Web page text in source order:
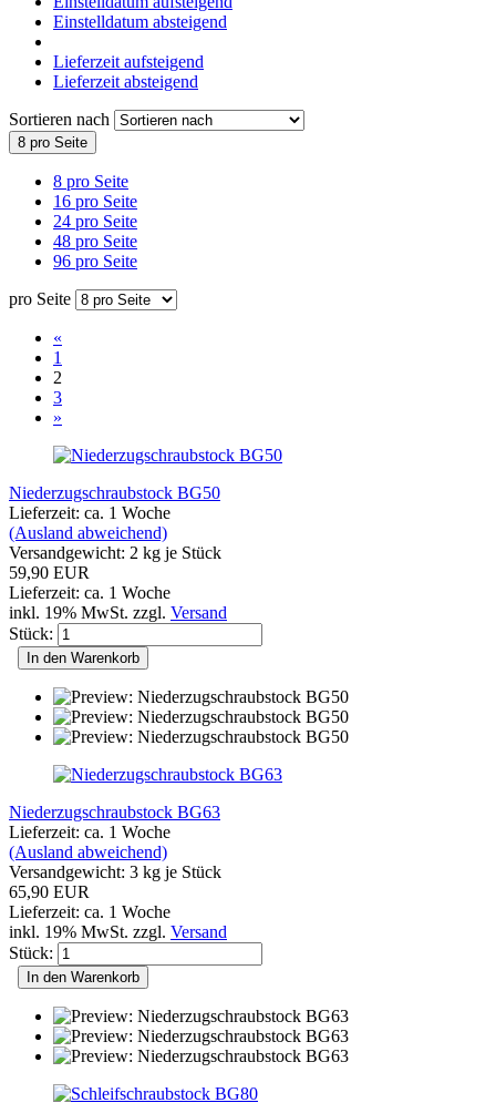
Einstelldatum absteigend
Lieferzeit aufsteigend
Lieferzeit absteigend
Sortieren nach
8 pro Seite
8 pro Seite
16 pro Seite
24 pro Seite
48 pro Seite
96 pro Seite
pro Seite
«
1
2
3
»
Niederzugschraubstock BG50
Lieferzeit: ca. 1 Woche
(Ausland abweichend)
Versandgewicht: 2 kg je Stück
59,90 EUR
Lieferzeit: ca. 1 Woche
inkl. 19% MwSt. zzgl. Versand
Stück:
In den Warenkorb
Niederzugschraubstock BG63
Lieferzeit: ca. 1 Woche
(Ausland abweichend)
Versandgewicht: 3 kg je Stück
65,90 EUR
Lieferzeit: ca. 1 Woche
inkl. 19% MwSt. zzgl. Versand
Stück:
In den Warenkorb